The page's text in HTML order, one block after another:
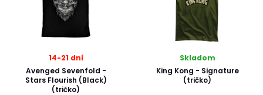
14-21 dní
Avenged Sevenfold -
Stars Flourish (Black)
(tričko)
Skladom
King Kong - Signature
(tričko)